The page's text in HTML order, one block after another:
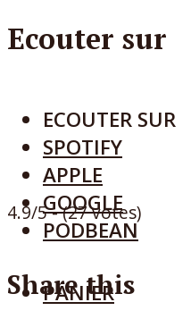
Ecouter sur
ECOUTER SUR
SPOTIFY
APPLE
GOOGLE
PODBEAN
PANIER
4.9/5 - (27 votes)
Share this